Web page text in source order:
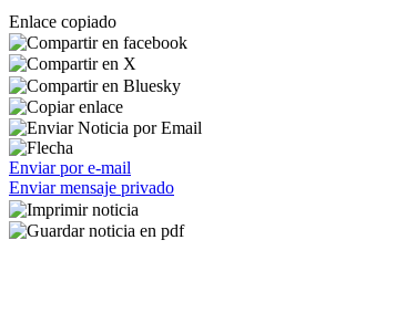
Enlace copiado
Enviar por e-mail
Enviar mensaje privado